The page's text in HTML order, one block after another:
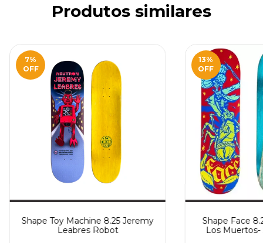
Produtos similares
7%
OFF
Shape Toy Machine 8.25 Jeremy
Leabres Robot
13%
OFF
Shape Face
Los Muertos-